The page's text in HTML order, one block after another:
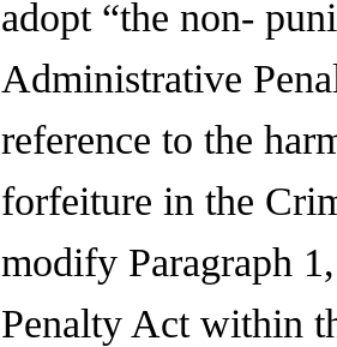
adopt “the non-
Administrative
reference to the
forfeiture in the
modify Paragraph
Penalty Act within